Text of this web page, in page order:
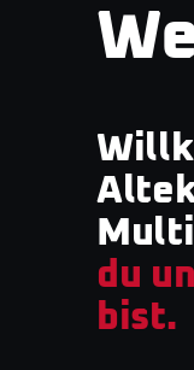
du
bist.